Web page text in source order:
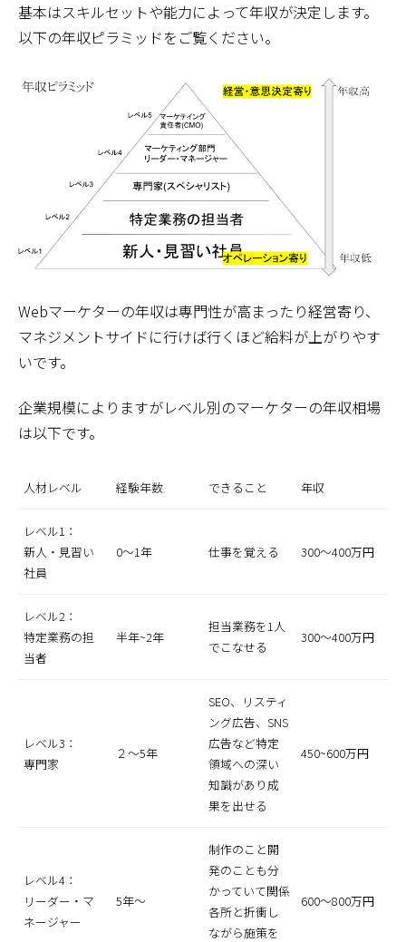
基本はスキルセットや能力によって年収が決定します。
以下の年収ピラミッドをご覧ください。
Webマーケターの年収は専門性が高まったり経営寄り、
マネジメントサイドに行けば行くほど給料が上がりやす
いです。
企業規模によりますがレベル別のマーケターの年収相場
は以下です。
人材レベル 経験年数 できること 年収
レベル1：
新人・見習い
社員
0～1年 仕事を覚える 300～400万円
レベル2：
特定業務の担
当者
半年~2年
担当業務を1人
でこなせる
300～400万円
レベル3：
専門家
２～5年
SEO、リスティ
ング広告、SNS
広告など特定
領域への深い
知識があり成
果を出せる
450~600万円
レベル4：
リーダー・マ
ネージャー
5年～
制作のこと開
発のことも分
かっていて関係
各所と折衝し
ながら施策を
600～800万円